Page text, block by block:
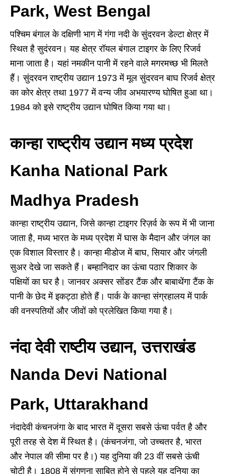
Park, West Bengal
पश्चिम बंगाल के दक्षिणी भाग में गंगा नदी के सुंदरवन डेल्टा क्षेत्र में
स्थित है सुदंरवन। यह क्षेत्र रॉयल बंगाल टाइगर के लिए रिजर्व
माना जाता है। यहां नमकीन पानी में रहने वाले मगरमच्‍छ भी मिलते
हैं। सुंदरवन राष्ट्रीय उद्यान 1973 में मूल सुंदरवन बाघ रिजर्व क्षेत्र
का कोर क्षेत्र तथा 1977 में वन्य जीव अभयारण्य घोषित हुआ था।
1984 को इसे राष्ट्रीय उद्यान घोषित किया गया था।
कान्हा राष्ट्रीय उद्यान मध्य प्रदेश
Kanha National Park
Madhya Pradesh
कान्हा राष्ट्रीय उद्यान, जिसे कान्हा टाइगर रिज़र्व के रूप में भी जाना
जाता है, मध्य भारत के मध्य प्रदेश में घास के मैदान और जंगल का
एक विशाल विस्तार है। कान्हा मीडोज में बाघ, सियार और जंगली
सुअर देखे जा सकते हैं। बम्हानिदार का ऊंचा पठार शिकार के
पक्षियों का घर है। जानवर अक्सर सोंडर टैंक और बाबाथेंगा टैंक के
पानी के छेद में इकट्ठा होते हैं। पार्क के कान्हा संग्रहालय में पार्क
की वनस्पतियों और जीवों को प्रलेखित किया गया है।
नंदा देवी राष्टीय उद्यान, उत्तराखंड
Nanda Devi National
Park, Uttarakhand
नंदादेवी कंचनजंगा के बाद भारत में दूसरा सबसे ऊंचा पर्वत है और
पूरी तरह से देश में स्थित है। (कंचनजंगा, जो उच्चतर है, भारत
और नेपाल की सीमा पर है।) यह दुनिया की 23 वीं सबसे ऊंची
चोटी है। 1808 में संगणना साबित होने से पहले यह दुनिया का